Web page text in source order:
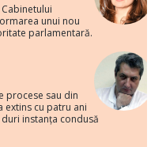
unui nou
parlamentară.
procese sau din
extins cu patru ani
instanța condusă